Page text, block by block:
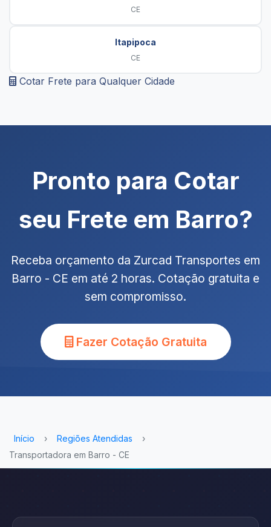
CE
Itapipoca
CE
Cotar Frete para Qualquer Cidade
Pronto para Cotar
seu Frete em Barro?
Receba orçamento da Zurcad Transportes em
Barro - CE em até 2 horas. Cotação gratuita e
sem compromisso.
Fazer Cotação Gratuita
Início › Regiões Atendidas
›
Transportadora em Barro - CE